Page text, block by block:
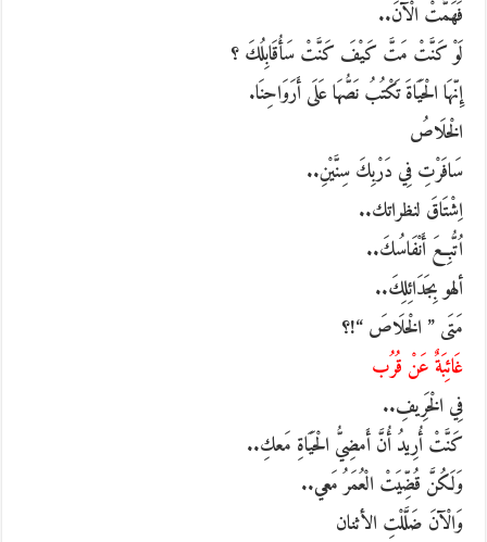
فَهَمَّتْ الْآنَ..
لَوْ كَنَّتْ مَتَّ كَيْفَ كَنَّتْ سَأُقَابِلُكَ ؟
إِنّهَا الْحَيَاةَ تَكْتُبُ نَصُّهَا عَلَى أَرَوَاحِنَا.
الْخلَاصُ
سَافَرْتِ فِي دَرْبِكَ سِنَّيْنِ..
اِشْتَاقَ لنظراتك..
اُتُّبِعَ أَنْفَاسُكَ..
ألهو بِجَدَائِلِكَ..
مَتَى ” الْخلَاصَ “!؟
غَائِبَةٌ عَنْ قُرُب
فِي الْخَرِيفِ..
كَنَّتْ أُرِيدُ أُنَّ أَمضِيُّ الْحَيَاةِ مَعكِ..
وَلَكُنَّ قُضِّيَتْ الْعُمَرُ مَعي..
وَالْآنَ ضَلَّلْتِ الأثنان